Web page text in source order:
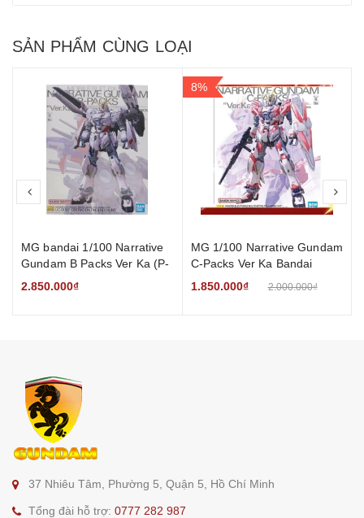
SẢN PHẨM CÙNG LOẠI
MG bandai 1/100 Narrative
Gundam B Packs Ver Ka (P-
Bandai)
2.850.000₫
8%
MG 1/100 Narrative Gundam
C-Packs Ver Ka Bandai
1.850.000₫
2.000.000₫
37 Nhiêu Tâm, Phường 5, Quận 5, Hồ Chí Minh
Tổng đài hỗ trợ: 0777 282 987